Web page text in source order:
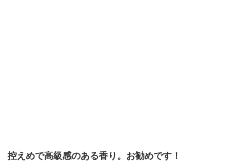
控えめで高級感のある香り。お勧めです！